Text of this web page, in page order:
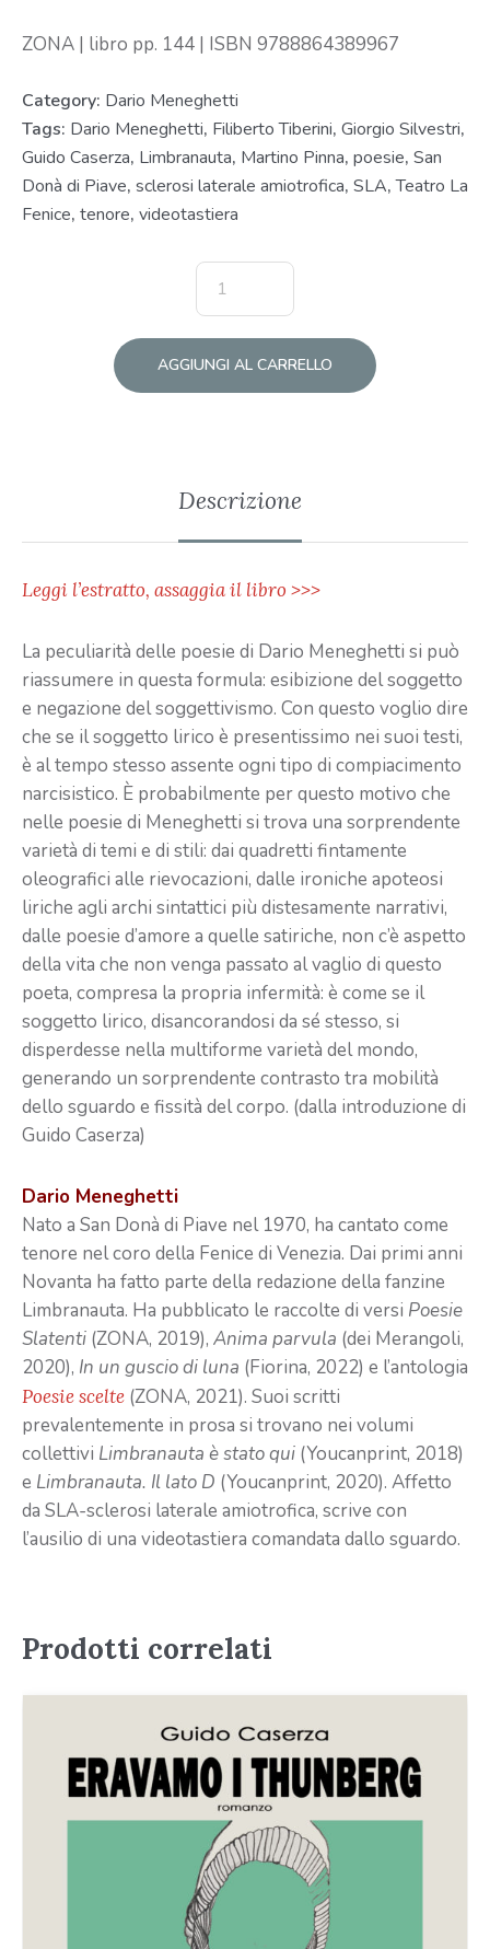
ZONA | libro pp. 144 | ISBN 9788864389967
Category: Dario Meneghetti
Tags: Dario Meneghetti, Filiberto Tiberini, Giorgio Silvestri,
Guido Caserza, Limbranauta, Martino Pinna, poesie, San
Donà di Piave, sclerosi laterale amiotrofica, SLA,Teatro La
Fenice, tenore, videotastiera
AGGIUNGI AL CARRELLO
Descrizione
Leggi l’estratto, assaggia il libro >>>
La peculiarità delle poesie di Dario Meneghetti si può
riassumere in questa formula: esibizione del soggetto
e negazione del soggettivismo. Con questo voglio dire
che se il soggetto lirico è presentissimo nei suoi testi,
è al tempo stesso assente ogni tipo di compiacimento
narcisistico. È probabilmente per questo motivo che
nelle poesie di Meneghetti si trova una sorprendente
varietà di temi e di stili: dai quadretti fintamente
oleografici alle rievocazioni, dalle ironiche apoteosi
liriche agli archi sintattici più distesamente narrativi,
dalle poesie d’amore a quelle satiriche, non c’è aspetto
della vita che non venga passato al vaglio di questo
poeta, compresa la propria infermità: è come se il
soggetto lirico, disancorandosi da sé stesso, si
disperdesse nella multiforme varietà del mondo,
generando un sorprendente contrasto tra mobilità
dello sguardo e fissità del corpo. (dalla introduzione di
Guido Caserza)
Dario Meneghetti
Nato a San Donà di Piave nel 1970, ha cantato come
tenore nel coro della Fenice di Venezia. Dai primi anni
Novanta ha fatto parte della redazione della fanzine
Limbranauta. Ha pubblicato le raccolte di versi Poesie
Slatenti (ZONA, 2019), Anima parvula (dei Merangoli,
2020), In un guscio di luna (Fiorina, 2022) e l’antologia
Poesie scelte (ZONA, 2021). Suoi scritti
prevalentemente in prosa si trovano nei volumi
collettivi Limbranauta è stato qui (Youcanprint, 2018)
e Limbranauta. Il lato D (Youcanprint, 2020). Affetto
da SLA-sclerosi laterale amiotrofica, scrive con
l’ausilio di una videotastiera comandata dallo sguardo.
Prodotti correlati